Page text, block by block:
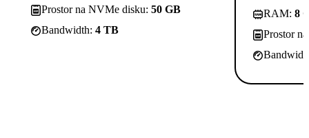
Prostor na NVMe disku: 50 GB
Bandwidth: 4 TB
RAM: 8
Prostor